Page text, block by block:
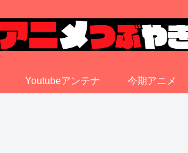
Youtubeアンテナ 今期アニメ